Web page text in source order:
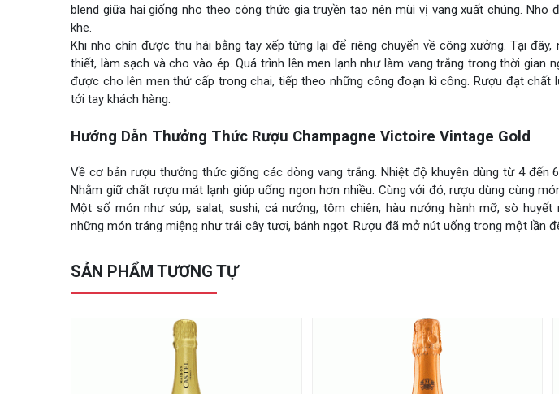
blend giữa hai giống nho theo công thức gia truyền tạo nên mùi vị vang xuất chúng.
khe.
Khi nho chín được thu hái bằng tay xếp từng lại để riêng chuyển về công xưởng. Tại
thiết, làm sạch và cho vào ép. Quá trình lên men lạnh như làm vang trắng trong thời gian
được cho lên men thứ cấp trong chai, tiếp theo những công đoạn kì công. Rượu đạt
tới tay khách hàng.
Hướng Dẫn Thưởng Thức Rượu Champagne Victoire Vintage Gold
Về cơ bản rượu thưởng thức giống các dòng vang trắng. Nhiệt độ khuyên dùng từ 4 đến
Nhằm giữ chất rượu mát lạnh giúp uống ngon hơn nhiều. Cùng với đó, rượu dùng cùng
Một số món như súp, salat, sushi, cá nướng, tôm chiên, hàu nướng hành mỡ, sò
những món tráng miệng như trái cây tươi, bánh ngọt. Rượu đã mở nút uống trong một lần
SẢN PHẨM TƯƠNG TỰ